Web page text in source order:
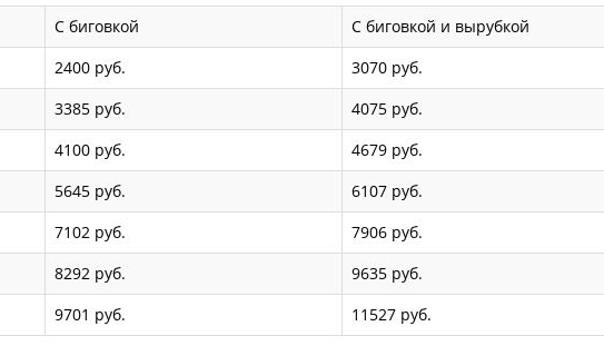
С биговкой
С биговкой и вырубкой
2400 руб.
3070 руб.
3385 руб.
4075 руб.
4100 руб.
4679 руб.
5645 руб.
6107 руб.
7102 руб.
7906 руб.
8292 руб.
9635 руб.
9701 руб. 11527 руб.